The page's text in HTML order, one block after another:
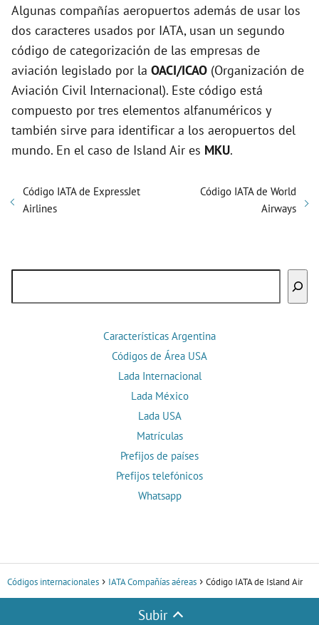
Algunas compañías aeropuertos además de usar los
dos caracteres usados por IATA, usan un segundo
código de categorización de las empresas de
aviación legislado por la OACI/ICAO (Organización de
Aviación Civil Internacional). Este código está
compuesto por tres elementos alfanuméricos y
también sirve para identificar a los aeropuertos del
mundo. En el caso de Island Air es MKU.
Código IATA de ExpressJet
Airlines
Código IATA de World
Airways
Características Argentina
Códigos de Área USA
Lada Internacional
Lada México
Lada USA
Matrículas
Prefijos de países
Prefijos telefónicos
Whatsapp
Códigos internacionales IATA Compañías aéreas Código IATA de Island Air
Subir